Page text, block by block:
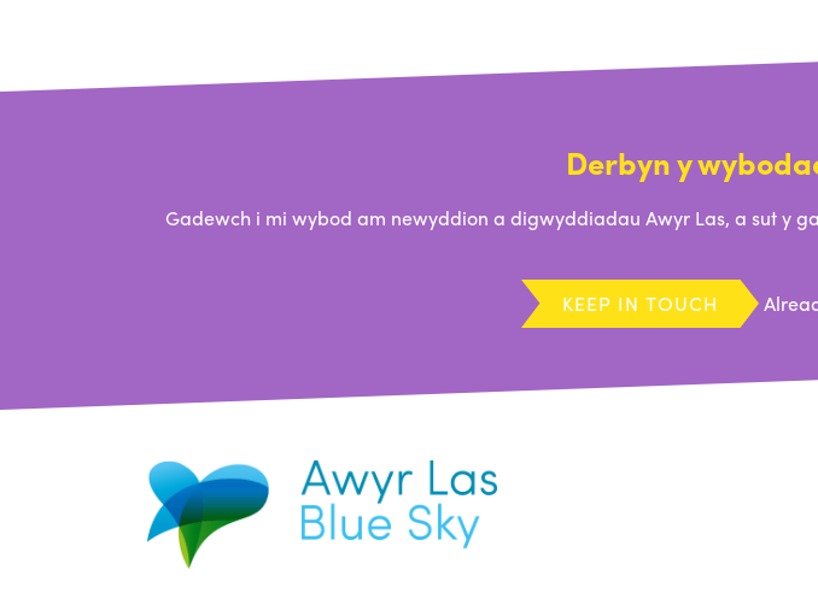
Derbyn y
Gadewch i mi wybod am newyddion a digwyddiadau Awyr Las, a sut y
KEEP IN TOUCH